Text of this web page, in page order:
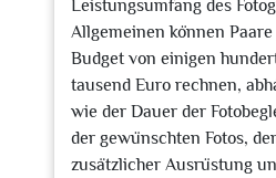
Leistungsumfang des
Allgemeinen können
Budget von einigen
tausend Euro rechnen,
wie der Dauer der
der gewünschten Fotos,
zusätzlicher Ausrüstung